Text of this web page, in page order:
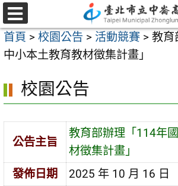
跳
至
主
要
容
選
單
首頁 > 校園公告 > 活動競賽 > 教育
中小本土教育教材徵集計畫」
校園公告
公告主旨
教育部辦理「114年
材徵集計畫」
發佈日期
2025 年 10 月 16 日